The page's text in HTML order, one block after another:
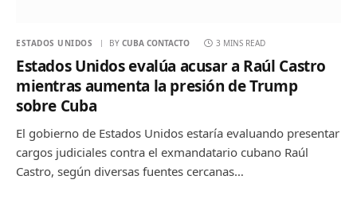
ESTADOS UNIDOS BY CUBA CONTACTO 3 MINS READ
Estados Unidos evalúa acusar a Raúl Castro
mientras aumenta la presión de Trump
sobre Cuba
El gobierno de Estados Unidos estaría evaluando presentar
cargos judiciales contra el exmandatario cubano Raúl
Castro, según diversas fuentes cercanas…